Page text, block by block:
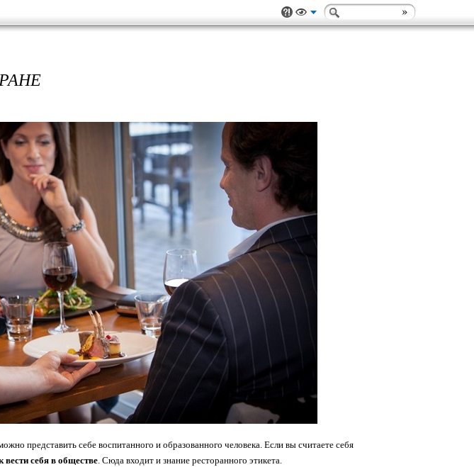
представить себе воспитанного и образованного человека. Если вы считаете себя
вести себя в обществе. Сюда входит и знание ресторанного этикета.